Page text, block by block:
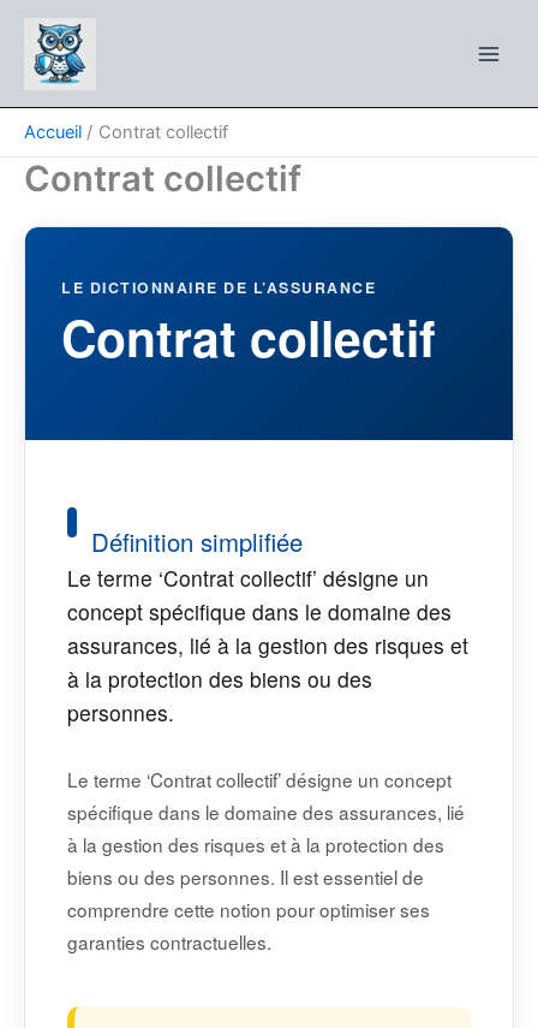
contenu
Accueil Contrat collectif
Contrat collectif
LE DICTIONNAIRE DE L’ASSURANCE
Contrat collectif
Définition simplifiée
Le terme ‘Contrat collectif’ désigne un
concept spécifique dans le domaine des
assurances, lié à la gestion des risques et
à la protection des biens ou des
personnes.
Le terme ‘Contrat collectif’ désigne un concept
spécifique dans le domaine des assurances, lié
à la gestion des risques et à la protection des
biens ou des personnes. Il est essentiel de
comprendre cette notion pour optimiser ses
garanties contractuelles.